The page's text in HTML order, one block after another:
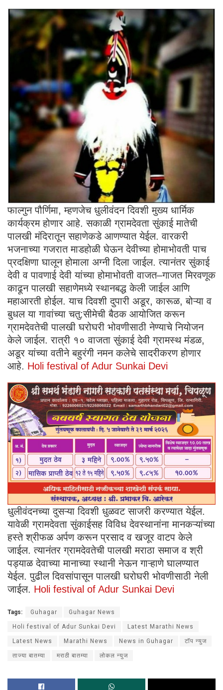
फाल्गुन पौर्णिमा, म्हणजेच धुलीवंदन दिवशी मुख्य धार्मिक
कार्यक्रम होणार आहे. सकाळी ग्रामदेवता सुंकाई मातेची
पालखी मंदिरातून सहाणेकडे आणण्यात येईल. वारकरी
भजनाच्या गजरात माडहोळी घेऊन देवीच्या होमाभोवती पाच
प्रदक्षिणा घालून होमाला अग्नी दिला जाईल. त्यानंतर सुंकाई
देवी व पावणाई देवी यांच्या होमाभोवती वाजत–गाजत मिरवणूक
काढून पालखी सहाणेमध्ये स्थानबद्ध केली जाईल आणि
महाआरती होईल. याच दिवशी दुपारी अडूर, कारूळ, बोऱ्या व
बुधल या गावांच्या चतु:सीमेची बैठक आयोजित करून
ग्रामदेवतेची पालखी घरोघरी भोवणीसाठी नेण्याचे नियोजन
केले जाईल. रात्री १० वाजता सुंकाई देवी ग्रामस्थ मंडळ,
अडूर यांच्या वतीने बहुरंगी नमन कलेचे सादरीकरण होणार
आहे. Holi festival of Adur Sunkai Devi
धुलीवंदनच्या दुसऱ्या दिवशी धुळवट साजरी करण्यात येईल.
यावेळी ग्रामदेवता सुंकाईसह विविध देवस्थानांना मानकऱ्यांच्या
हस्ते श्रीफळ अर्पण करून प्रसाद व खजूर वाटप केले
जाईल. त्यानंतर ग्रामदेवतेची पालखी मराठा समाज व श्री
पड्याळ देवाच्या मानाच्या स्थानी नेऊन गाऱ्हाणे घालण्यात
येईल. पुढील दिवसांपासून पालखी घरोघरी भोवणीसाठी नेली
जाईल. Holi festival of Adur Sunkai Devi
Tags: Guhagar Guhagar News
Holi festival of Adur Sunkai Devi Latest Marathi News
Latest News Marathi News News in Guhagar टॉप न्युज
ताज्या बातम्या मराठी बातम्या लोकल न्युज